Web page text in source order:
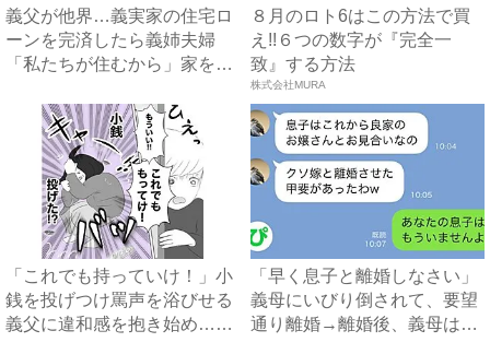
義父が他界…義実家の住宅ロ
ーンを完済したら義姉夫婦
「私たちが住むから」家を乗
８月のロト6はこの方法で買
え!!６つの数字が『完全一
致』する方法
株式会社MURA
「これでも持っていけ！」小
銭を投げつけ罵声を浴びせる
義父に違和感を抱き始め…
「早く息子と離婚しなさい」
義母にいびり倒されて、要望
通り離婚→離婚後、義母は絶